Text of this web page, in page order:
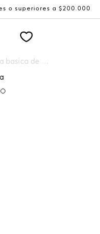
o superiores a $200.000
Blusa basica de mujer manga sisa